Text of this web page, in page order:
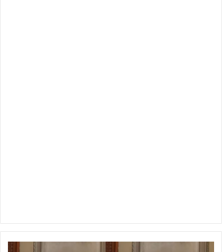
Sheinbaum